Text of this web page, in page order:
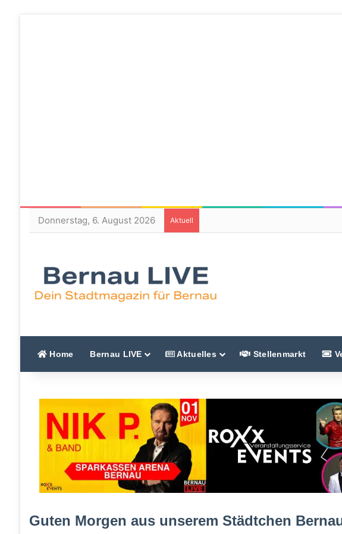
Donnerstag, 6. August 2026 Aktuell
Home Bernau LIVE Aktuelles Stellenmarkt
Guten Morgen aus unserem Städtchen